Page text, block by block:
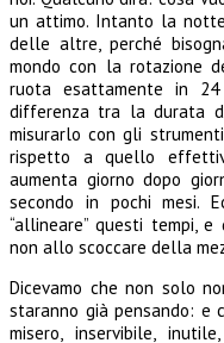
un attimo. Intanto la
delle altre, perché
mondo con la rotazione
ruota esattamente in
differenza tra la durata
misurarlo con gli
rispetto a quello
aumenta giorno dopo
secondo in pochi mesi.
“allineare” questi tempi,
non allo scoccare della
Dicevamo che non solo
staranno già pensando: e
misero, inservibile,